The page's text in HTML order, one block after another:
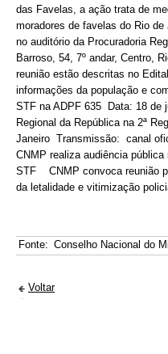
das Favelas, a ação trata de
moradores de favelas do Rio
no auditório da Procuradoria
Barroso, 54, 7º andar, Centro,
reunião estão descritas no
informações da população e
STF na ADPF 635 Data: 18 de
Regional da República na 2ª
Janeiro Transmissão: canal
CNMP realiza audiência
STF CNMP convoca reunião
da letalidade e vitimização
Fonte: Conselho Nacional do
Voltar